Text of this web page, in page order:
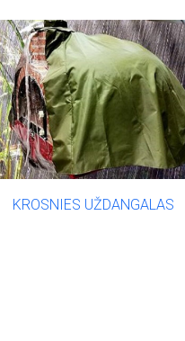
KROSNIES UŽDANGALAS